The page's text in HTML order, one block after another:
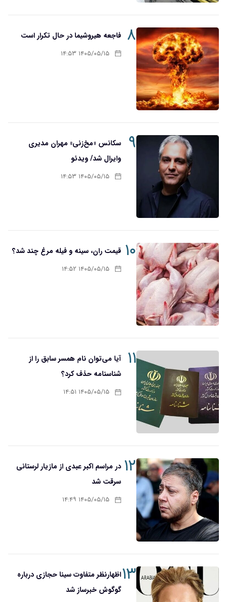
۸ فاجعه هیروشیما در حال تکرار است
۱۴۰۵/۰۵/۱۵ ۱۴:۵۳
۹
سکانس «مخ‌زنی» مهران مدیری
وایرال شد/ ویدئو
۱۴۰۵/۰۵/۱۵ ۱۴:۵۳
۱۰ قیمت ران، سینه و فیله مرغ چند شد؟
۱۴۰۵/۰۵/۱۵ ۱۴:۵۲
۱۱
آیا می‌توان نام همسر سابق را از
شناسنامه حذف کرد؟
۱۴۰۵/۰۵/۱۵ ۱۴:۵۱
۱۲ در مراسم اکبر عبدی از مازیار لرستانی
سرقت شد
۱۴۰۵/۰۵/۱۵ ۱۴:۴۹
۱۳اظهارنظر متفاوت سینا حجازی درباره
گوگوش خبرساز شد